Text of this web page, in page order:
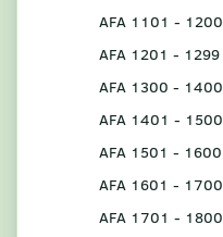
AFA 1101 - 1200
AFA 1201 - 1299
AFA 1300 - 1400
AFA 1401 - 1500
AFA 1501 - 1600
AFA 1601 - 1700
AFA 1701 - 1800